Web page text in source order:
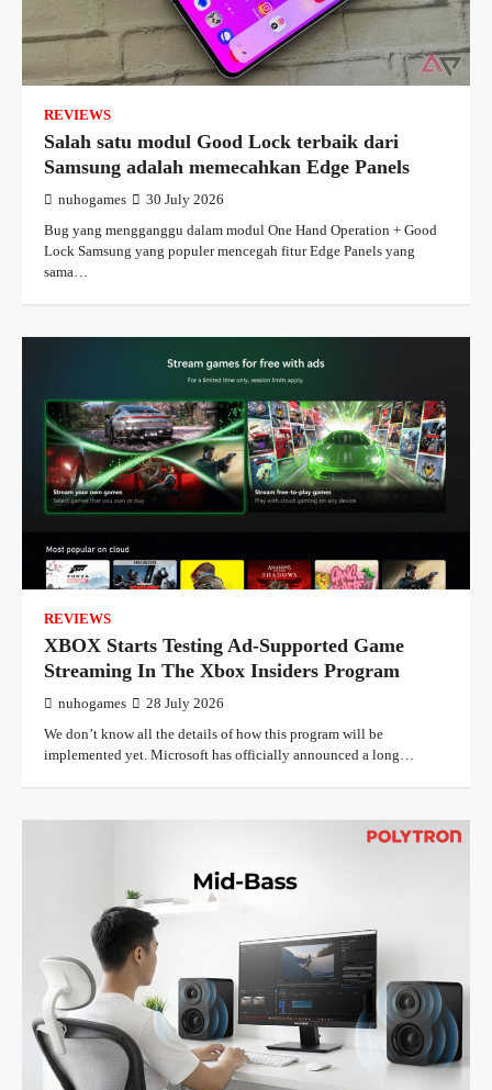
REVIEWS
Salah satu modul Good Lock terbaik dari
Samsung adalah memecahkan Edge Panels
nuhogames 30 July 2026
Bug yang mengganggu dalam modul One Hand Operation + Good
Lock Samsung yang populer mencegah fitur Edge Panels yang
sama…
REVIEWS
XBOX Starts Testing Ad-Supported Game
Streaming In The Xbox Insiders Program
nuhogames 28 July 2026
We don’t know all the details of how this program will be
implemented yet. Microsoft has officially announced a long…